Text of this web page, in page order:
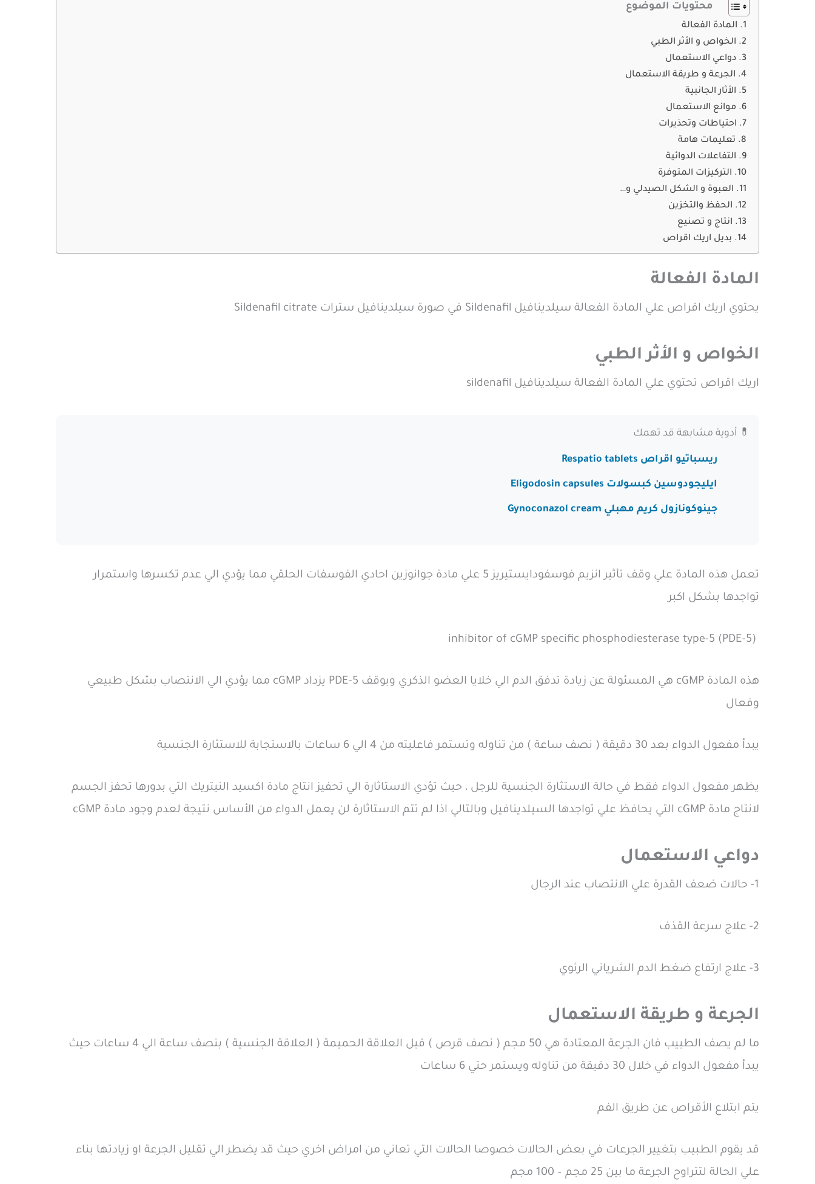
محتويات الموضوع
المادة الفعالة
الخواص و الأثر الطبي
دواعي الاستعمال
الجرعة و طريقة الاستعمال
الأثار الجانبية
موانع الاستعمال
احتياطات وتحذيرات
تعليمات هامة
التفاعلات الدوائية
التركيزات المتوفرة
العبوة و الشكل الصيدلي و…
الحفظ والتخزين
انتاج و تصنيع
بديل اريك اقراص
المادة الفعالة
يحتوي اريك اقراص علي المادة الفعالة سيلدينافيل Sildenafil في صورة سيلدينافيل سترات Sildenafil citrate
الخواص و الأثر الطبي
اريك اقراص تحتوي علي المادة الفعالة سيلدينافيل sildenafil
💊 أدوية مشابهة قد تهمك
ريسباتيو اقراص Respatio tablets
ايليجودوسين كبسولات Eligodosin capsules
جينوكونازول كريم مهبلي Gynoconazol cream
تعمل هذه المادة علي وقف تأثير انزيم فوسفودايستيريز 5 علي مادة جوانوزين احادي الفوسفات الحلقي مما يؤدي الي عدم تكسرها واستمرار
تواجدها بشكل اكبر
هذه المادة cGMP هي المسئولة عن زيادة تدفق الدم الي خلايا العضو الذكري وبوقف PDE-5 يزداد cGMP مما يؤدي الي الانتصاب بشكل طبيعي
وفعال
يبدأ مفعول الدواء بعد 30 دقيقة ( نصف ساعة ) من تناوله وتستمر فاعليته من 4 الي 6 ساعات بالاستجابة للاستثارة الجنسية
يظهر مفعول الدواء فقط في حالة الاستثارة الجنسية للرجل ، حيث تؤدي الاستاثارة الي تحفيز انتاج مادة اكسيد النيتريك التي بدورها تحفز الجسم
لانتاج مادة cGMP التي يحافظ علي تواجدها السيلدينافيل وبالتالي اذا لم تتم الاستاثارة لن يعمل الدواء من الأساس نتيجة لعدم وجود مادة cGMP
دواعي الاستعمال
1- حالات ضعف القدرة علي الانتصاب عند الرجال
2- علاج سرعة القذف
3- علاج ارتفاع ضغط الدم الشرياني الرئوي
الجرعة و طريقة الاستعمال
ما لم يصف الطبيب فان الجرعة المعتادة هي 50 مجم ( نصف قرص ) قبل العلاقة الحميمة ( العلاقة الجنسية ) بنصف ساعة الي 4 ساعات حيث
يبدأ مفعول الدواء في خلال 30 دقيقة من تناوله ويستمر حتي 6 ساعات
يتم ابتلاع الأقراص عن طريق الفم
قد يقوم الطبيب بتغيير الجرعات في بعض الحالات خصوصا الحالات التي تعاني من امراض اخري حيث قد يضطر الي تقليل الجرعة او زيادتها بناء
علي الحالة لتتراوح الجرعة ما بين 25 مجم – 100 مجم